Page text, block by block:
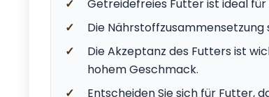
✓
Getreidefreies Futter ist ideal
✓
Die
✓
Die Akzeptanz des Futters ist
hohem Geschmack.
✓
Entscheiden Sie sich für Futter,